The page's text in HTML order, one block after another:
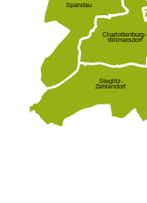
Spandau
Charlottenburg-
Wilmersdorf
Steglitz-
Zehlendorf